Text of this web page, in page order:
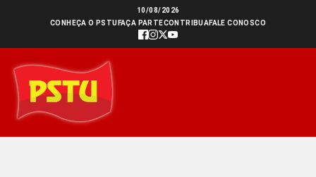
conteúdo
10/08/2026
CONHEÇA O PSTU FAÇA PARTECONTRIBUAFALE CONOSCO